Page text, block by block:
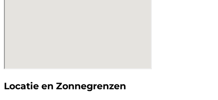
Locatie en Zonnegrenzen